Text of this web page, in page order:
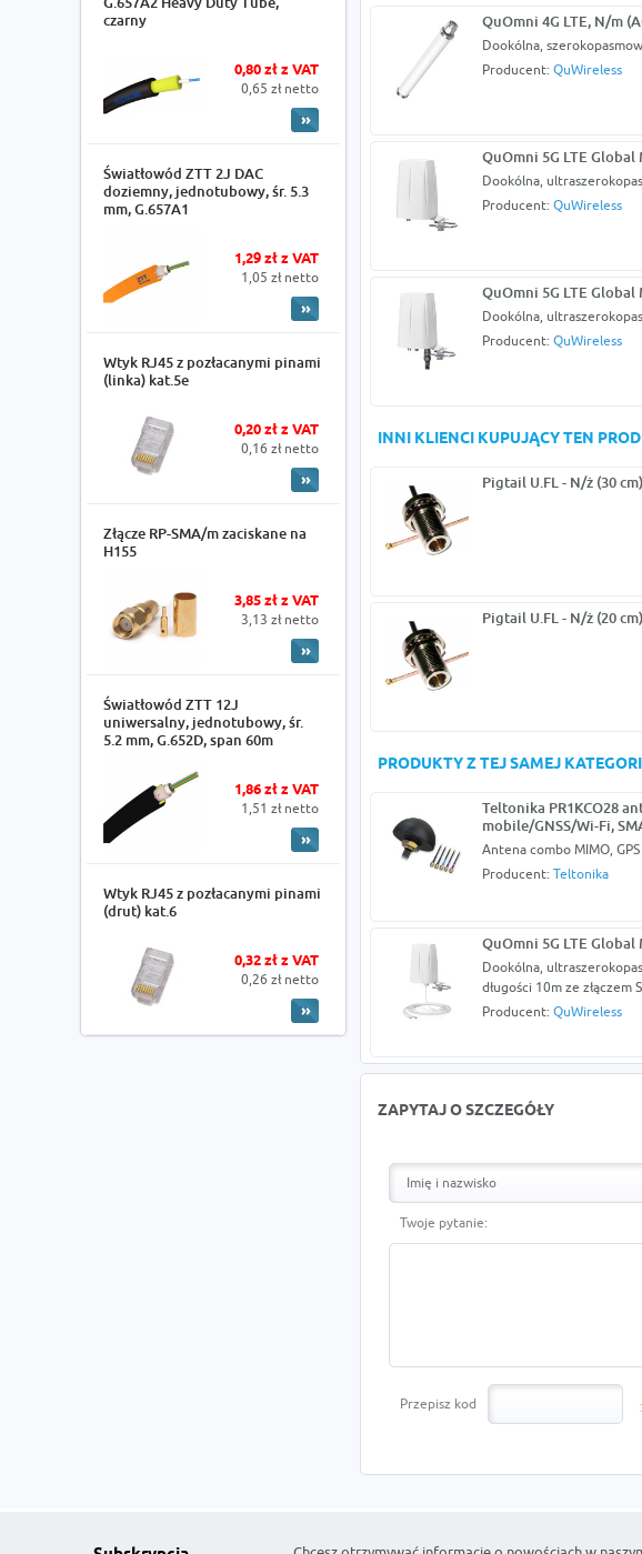
czarny
0,80 zł z VAT
0,65 zł netto
Światłowód ZTT 2J DAC
doziemny, jednotubowy, śr. 5.3
mm, G.657A1
1,29 zł z VAT
1,05 zł netto
Wtyk RJ45 z pozłacanymi pinami
(linka) kat.5e
0,20 zł z VAT
0,16 zł netto
Złącze RP-SMA/m zaciskane na
H155
3,85 zł z VAT
3,13 zł netto
Światłowód ZTT 12J
uniwersalny, jednotubowy, śr.
5.2 mm, G.652D, span 60m
1,86 zł z VAT
1,51 zł netto
Wtyk RJ45 z pozłacanymi pinami
(drut) kat.6
0,32 zł z VAT
0,26 zł netto
QuOmni 4G LTE, N/m
Dookólna,
Producent: QuWireless
QuOmni 5G LTE Global
Dookólna,
Producent: QuWireless
QuOmni 5G LTE Global
Dookólna,
Producent: QuWireless
INNI KLIENCI KUPUJĄCY TEN
Pigtail U.FL - N/ż (30 cm)
Pigtail U.FL - N/ż (20 cm)
PRODUKTY Z TEJ SAMEJ
Teltonika PR1KCO28
mobile/GNSS/Wi-Fi,
Antena combo MIMO, GPS
Producent: Teltonika
QuOmni 5G LTE Global
Dookólna,
długości 10m ze złączem
Producent: QuWireless
ZAPYTAJ O SZCZEGÓŁY
Twoje pytanie:
Przepisz kod